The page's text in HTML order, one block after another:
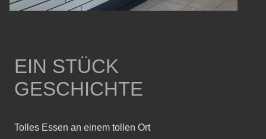
EIN STÜCK
GESCHICHTE
Tolles Essen an einem tollen Ort